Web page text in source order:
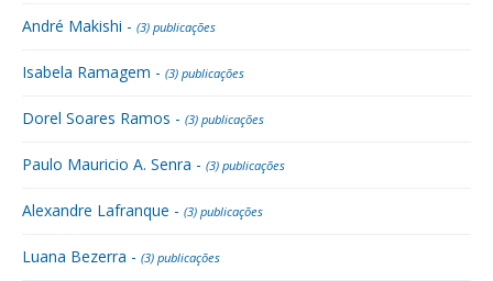
André Makishi - (3) publicações
Isabela Ramagem - (3) publicações
Dorel Soares Ramos - (3) publicações
Paulo Mauricio A. Senra - (3) publicações
Alexandre Lafranque - (3) publicações
Luana Bezerra - (3) publicações